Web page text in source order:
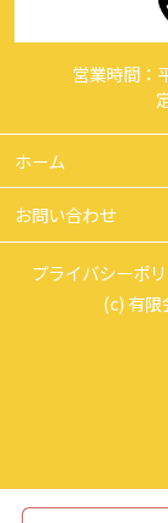
営業時間：
ホーム
お問い合わせ
プライバシーポ
(c) 有